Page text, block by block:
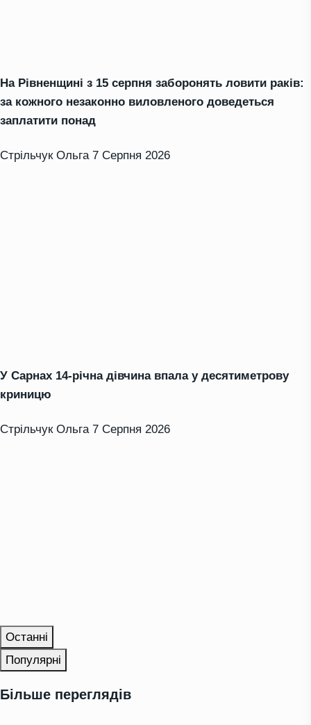
На Рівненщині з 15 серпня заборонять ловити раків:
за кожного незаконно виловленого доведеться
заплатити понад
Стрільчук Ольга 7 Серпня 2026
У Сарнах 14-річна дівчина впала у десятиметрову
криницю
Стрільчук Ольга 7 Серпня 2026
Останні
Популярні
Більше переглядів